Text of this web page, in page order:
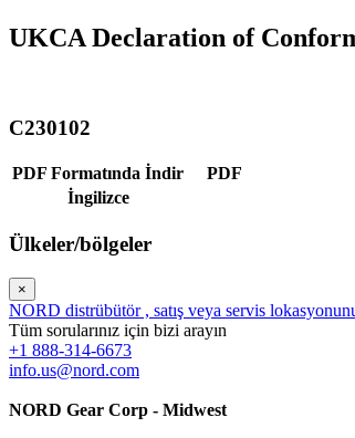
UKCA Declaration of
C230102
PDF Formatında İndir
PDF
İngilizce
Ülkeler/bölgeler
×
NORD distrübütör , satış veya servis
Tüm sorularınız için bizi arayın
+1 888-314-6673
info.us@nord.com
NORD Gear Corp - Midwest